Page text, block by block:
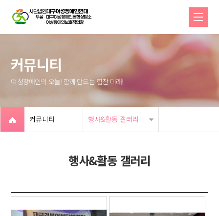
커뮤니티
여성장애인의 오늘! 함께 만드는 힘찬 미래!
커뮤니티 행사&활동 갤러리
행사&활동 갤러리